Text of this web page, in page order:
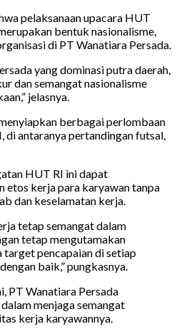
pelaksanaan upacara HUT
bentuk nasionalisme,
di PT Wanatiara Persada.
yang dominasi putra daerah,
dan semangat nasionalisme
jelasnya.
berbagai perlombaan
di antaranya pertandingan futsal,
HUT RI ini dapat
etos kerja para karyawan tanpa
dan keselamatan kerja.
tetap semangat dalam
tetap mengutamakan
target pencapaian di setiap
baik,” pungkasnya.
PT Wanatiara Persada
menjaga semangat
kerja karyawannya.